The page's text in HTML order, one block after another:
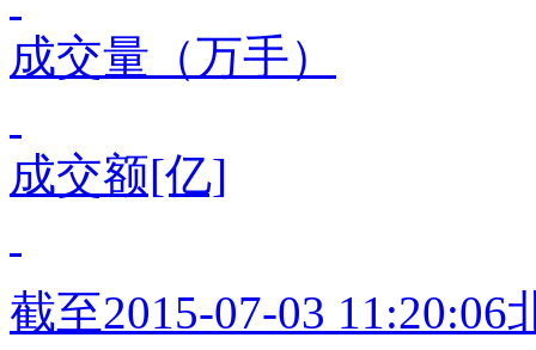
成交量（万手）
成交额[亿]
截至2015-07-03 11:20:06